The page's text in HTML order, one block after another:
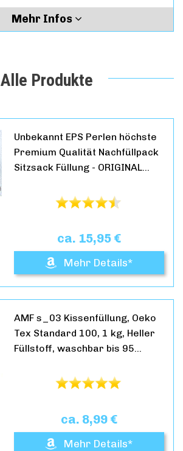
Mehr Infos
Alle Produkte
Unbekannt EPS Perlen höchste
Premium Qualität Nachfüllpack
Sitzsack Füllung - ORIGINAL…
ca. 15,95 €
Mehr Details*
AMF s_03 Kissenfüllung, Oeko
Tex Standard 100, 1 kg, Heller
Füllstoff, waschbar bis 95…
ca. 8,99 €
Mehr Details*